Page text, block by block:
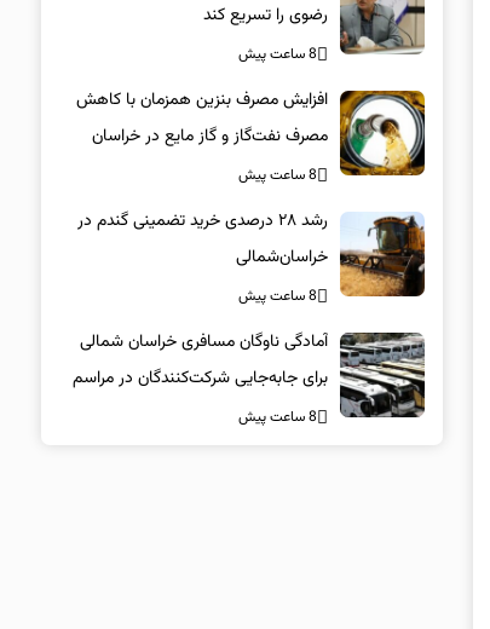
رضوی را تسریع کند
8 ساعت پیش
افزایش مصرف بنزین همزمان با کاهش
مصرف نفت‌گاز و گاز مایع در خراسان
شمالی
8 ساعت پیش
رشد ۲۸ درصدی خرید تضمینی گندم در
خراسان‌شمالی
8 ساعت پیش
آمادگی ناوگان مسافری خراسان شمالی
برای جابه‌جایی شرکت‌کنندگان در مراسم
تشییع پیکر مطهر امام شهید
8 ساعت پیش